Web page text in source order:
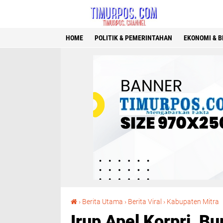
HOME POLITIK & PEMERINTAHAN EKONOMI &
› Berita Utama › Berita Viral › Kabupaten Mitra